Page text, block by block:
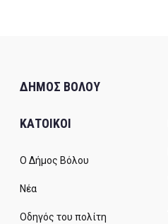
ΔΗΜΟΣ ΒΟΛΟΥ
ΚΑΤΟΙΚΟΙ
Ο Δήμος Βόλου
Νέα
Οδηγός του πολίτη